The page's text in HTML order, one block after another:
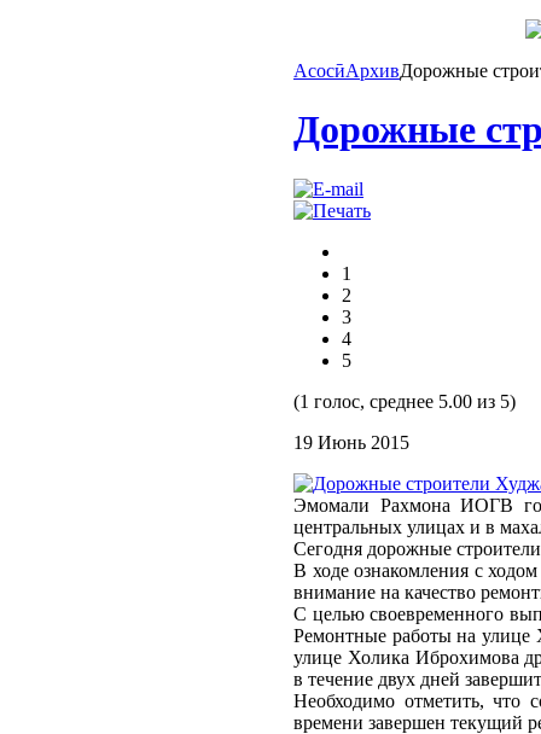
АсосӣАрхивДорожные
Дорожные
1
2
3
4
5
(1 голос, среднее 5.00 из 5)
19 Июнь 2015
Эмомали Рахмона ИОГВ
центральных улицах и в
Сегодня дорожные
В ходе ознакомления с
внимание на качество
С целью своевременного
Ремонтные работы на улице
улице Холика Иброхимова
в течение двух дней
Необходимо отметить, что
времени завершен текущий